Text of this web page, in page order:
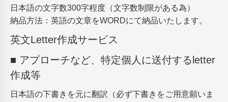
日本語の文字数300字程度（文字数制限がある為）
納品方法：英語の文章をWORDにて納品いたします。
英文Letter作成サービス
■ アプローチなど、特定個人に送付するletter
作成等
日本語の下書きを元に翻訳（必ず下書きをご用意願いま